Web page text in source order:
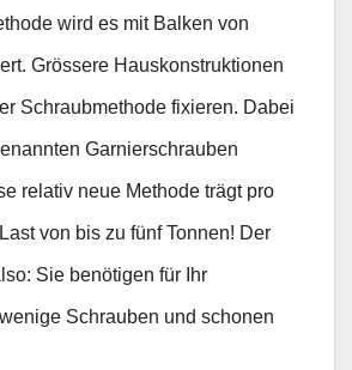
wird es mit Balken von
Grössere Hauskonstruktionen
Schraubmethode fixieren. Dabei
Garnierschrauben
relativ neue Methode trägt pro
von bis zu fünf Tonnen! Der
Sie benötigen für Ihr
Schrauben und schonen